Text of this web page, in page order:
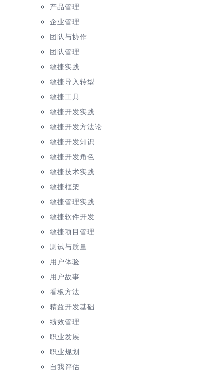
产品管理
企业管理
团队与协作
团队管理
敏捷实践
敏捷导入转型
敏捷工具
敏捷开发实践
敏捷开发方法论
敏捷开发知识
敏捷开发角色
敏捷技术实践
敏捷框架
敏捷管理实践
敏捷软件开发
敏捷项目管理
测试与质量
用户体验
用户故事
看板方法
精益开发基础
绩效管理
职业发展
职业规划
自我评估